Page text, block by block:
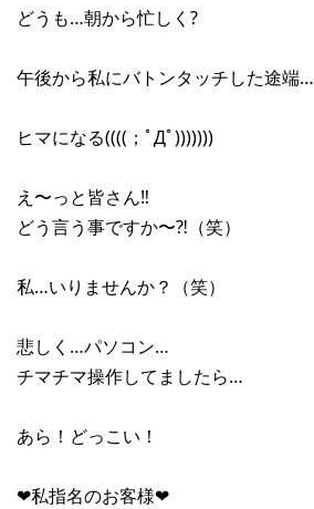
どうも…朝から忙しく?
午後から私にバトンタッチした途端…
ヒマになる((((；ﾟДﾟ)))))))
え〜っと皆さん‼︎
どう言う事ですか〜⁈（笑）
私…いりませんか？（笑）
悲しく…パソコン…
チマチマ操作してましたら…
あら！どっこい！
❤︎私指名のお客様❤︎